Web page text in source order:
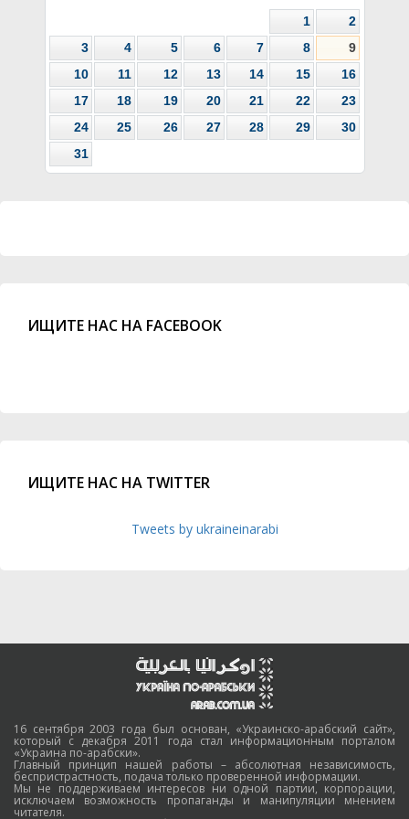
1
2
3
4 5 6 7 8
9
10
11 12 13 14 15
16
17
18 19 20 21 22
23
24
25 26 27 28 29
30
31
ИЩИТЕ НАС НА FACEBOOK
ИЩИТЕ НАС НА TWITTER
Tweets by ukraineinarabi
16 сентября 2003 года был основан, «Украинско-арабский сайт»,
который с декабря 2011 года стал информационным порталом
«Украина по-арабски».
Главный принцип нашей работы – абсолютная независимость,
беспристрастность, подача только проверенной информации.
Мы не поддерживаем интересов ни одной партии, корпорации,
исключаем возможность пропаганды и манипуляции мнением
читателя.